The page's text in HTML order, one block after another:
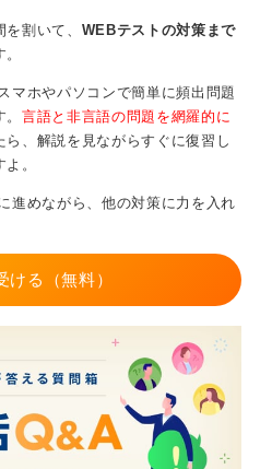
割いて、 WEBテストの対策まで
マホやパソコンで簡単に頻出問題
。言語と非言語の問題を網羅的に
ら、解説を見ながらすぐに復習し
。
進めながら、他の対策に力を入れ
ける（無料）